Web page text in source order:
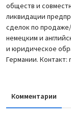
обществ и
ликвидации
сделок по
немецким и
и юридическое
Германии. Контакт:
Комментарии